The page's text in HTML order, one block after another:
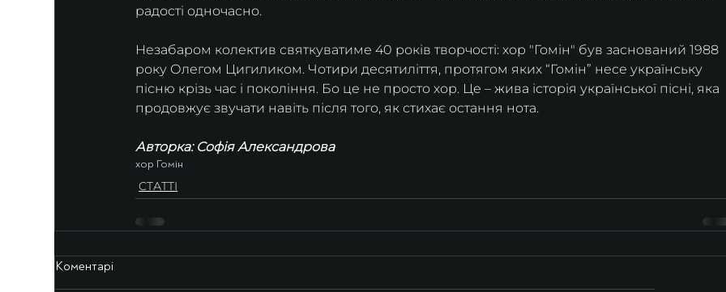
радості одночасно.
Незабаром колектив святкуватиме 40 років творчості: хор "Гомін" був заснований 1988
року Олегом Цигиликом. Чотири десятиліття, протягом яких “Гомін” несе українську
пісню крізь час і покоління. Бо це не просто хор. Це – жива історія української пісні, яка
продовжує звучати навіть після того, як стихає остання нота.
Авторка: Софія Александрова
хор Гомін
СТАТТІ
Коментарі